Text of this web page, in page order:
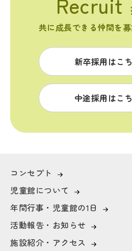
共に成長できる仲間を
新卒採用はこ
中途採用はこ
コンセプト
児童館について
年間行事・児童館の1日
活動報告・お知らせ
施設紹介・アクセス